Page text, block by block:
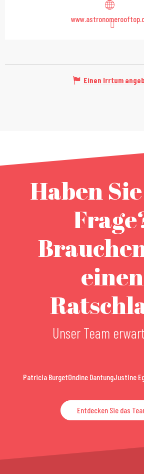
Einen Irrtum
Haben
einen
Unser Team
Patricia BurgetOndine DantungJustine
Entdecken Sie das